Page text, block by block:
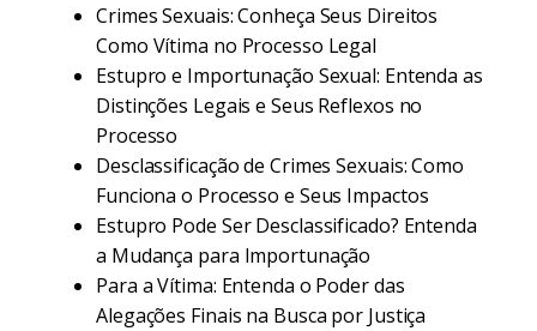
Crimes Sexuais: Conheça Seus Direitos
Como Vítima no Processo Legal
Estupro e Importunação Sexual: Entenda as
Distinções Legais e Seus Reflexos no
Processo
Desclassificação de Crimes Sexuais: Como
Funciona o Processo e Seus Impactos
Estupro Pode Ser Desclassificado? Entenda
a Mudança para Importunação
Para a Vítima: Entenda o Poder das
Alegações Finais na Busca por Justiça